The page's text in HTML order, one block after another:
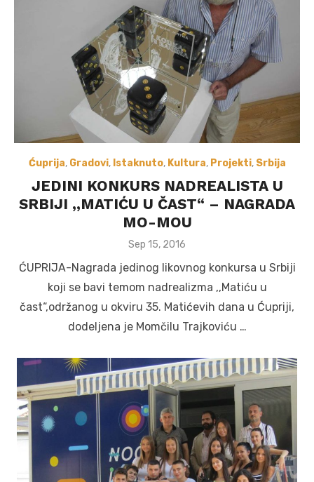
Ćuprija, Gradovi, Istaknuto, Kultura, Projekti, Srbija
JEDINI KONKURS NADREALISTA U
SRBIJI ,,MATIĆU U ČAST“ – NAGRADA
MO-MOU
Posted
Sep 15, 2016
ĆUPRIJA-Nagrada jedinog likovnog konkursa u Srbiji
koji se bavi temom nadrealizma ,,Matiću u
čast“,održanog u okviru 35. Matićevih dana u Ćupriji,
dodeljena je Momčilu Trajkoviću …